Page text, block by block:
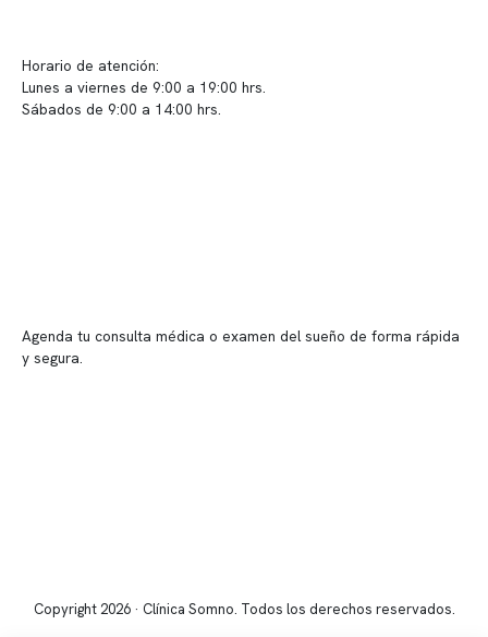
Horario de atención:
Lunes a viernes de 9:00 a 19:00 hrs.
Sábados de 9:00 a 14:00 hrs.
Agenda tu consulta médica o examen del sueño de forma rápida
y segura.
Copyright 2026 · Clínica Somno. Todos los derechos reservados.